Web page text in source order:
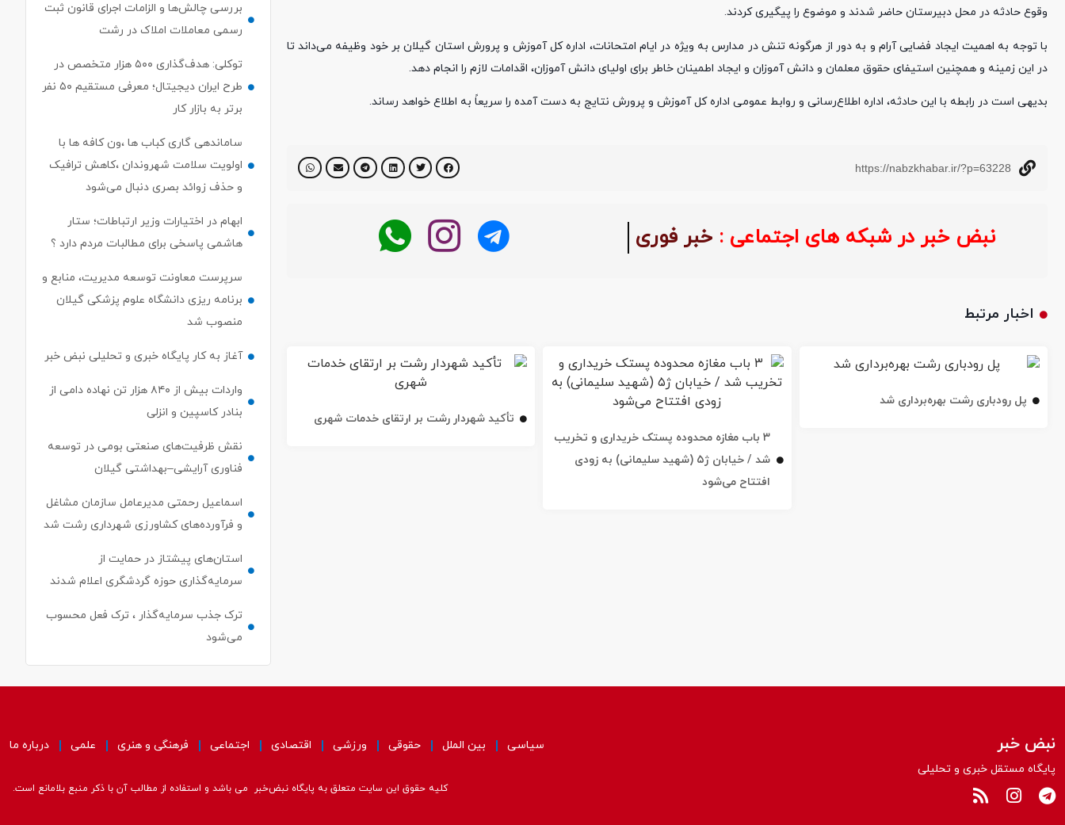
وقوع حادثه در محل دبیرستان حاضر شدند و موضوع را پیگیری کردند.
با توجه به اهمیت ایجاد فضایی آرام و به دور از هرگونه تنش در مدارس به ویژه در ایام امتحانات، اداره کل آموزش و پرورش استان گیلان بر خود وظیفه می‌داند تا
در این زمینه و همچنین استیفای حقوق معلمان و دانش آموزان و ایجاد اطمینان خاطر برای اولیای دانش آموزان، اقدامات لازم را انجام دهد.
بدیهی است در رابطه با این حادثه، اداره اطلاع‌رسانی و روابط عمومی اداره کل آموزش و پرورش نتایج به دست آمده را سریعاً به اطلاع خواهد رساند.
https://nabzkhabar.ir/?p=63228
نبض خبر در شبکه های اجتماعی : خبر فوری
اخبار مرتبط
پل رودباری رشت بهره‌برداری شد
۳ باب مغازه محدوده پستک خریداری و تخریب
شد / خیابان ژ۵ (شهید سلیمانی) به زودی
افتتاح می‌شود
تأکید شهردار رشت بر ارتقای خدمات شهری
بررسی چالش‌ها و الزامات اجرای قانون ثبت
رسمی معاملات املاک در رشت
توکلی: هدف‌گذاری ۵۰۰ هزار متخصص در
طرح ایران دیجیتال؛ معرفی مستقیم ۵۰ نفر
برتر به بازار کار
ساماندهی گاری کباب ها ،ون کافه ها با
اولویت سلامت شهروندان ،کاهش ترافیک
و حذف زوائد بصری دنبال می‌شود
ابهام در اختیارات وزیر ارتباطات؛ ستار
هاشمی پاسخی برای مطالبات مردم دارد ؟
سرپرست معاونت توسعه مدیریت، منابع و
برنامه ریزی دانشگاه علوم پزشکی گیلان
منصوب شد
آغاز به کار پایگاه خبری و تحلیلی نبض خبر
واردات بیش از ۸۴۰ هزار تن نهاده دامی از
بنادر كاسپین و انزلی
نقش ظرفیت‌های صنعتی بومی در توسعه
فناوری آرایشی–بهداشتی گیلان
اسماعیل رحمتی مدیرعامل سازمان مشاغل
و فرآورده‌های کشاورزی شهرداری رشت شد
استان‌های پیشتاز در حمایت از
سرمایه‌گذاری حوزه گردشگری اعلام شدند
ترک جذب سرمایه‌گذار ، ترک فعل محسوب
می‌شود
نبض خبر
پایگاه مستقل خبری و تحلیلی
سیاسی بین الملل حقوقی ورزشی اقتصادی اجتماعی فرهنگی و هنری علمی درباره ما
کلیه حقوق این سایت متعلق به پایگاه نبض‌خبر می باشد و استفاده از مطالب آن با ذکر منبع بلامانع است.